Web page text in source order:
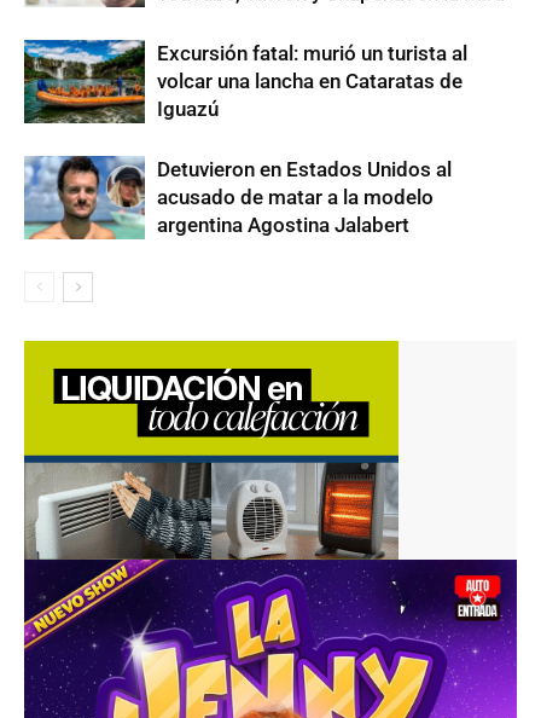
Excursión fatal: murió un turista al
volcar una lancha en Cataratas de
Iguazú
Detuvieron en Estados Unidos al
acusado de matar a la modelo
argentina Agostina Jalabert